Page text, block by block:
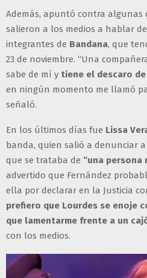
Además, apuntó contra algunas
salieron a los medios a hablar
integrantes de Bandana, que
23 de noviembre. “Una
sabe de mí y tiene el descaro
en ningún momento me llamó
señaló.
En los últimos días fue Lissa
banda, quien salió a denunciar a
que se trataba de “una persona
advertido que Fernández
ella por declarar en la Justicia
prefiero que Lourdes se enoje
que lamentarme frente a un
con los medios.